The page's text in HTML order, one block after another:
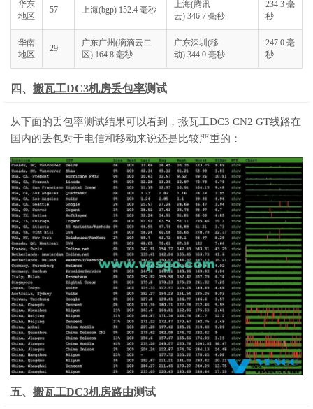
华东
地区
57 上海(bgp) 152.4 毫秒
上海(腾讯
云) 346.7 毫秒
234.3 毫
秒
华南
地区
29
广东广州(滴滴云二
区) 164.8 毫秒
广东深圳(移
动) 344.0 毫秒
247.0 毫
秒
四、 搬瓦工DC3机房丢包率测试
从下面的丢包率测试结果可以看到，搬瓦工DC3 CN2 GT线路在
国内的丢包对于电信和移动来说还是比较严重的：
五、 搬瓦工DC3机房路由测试